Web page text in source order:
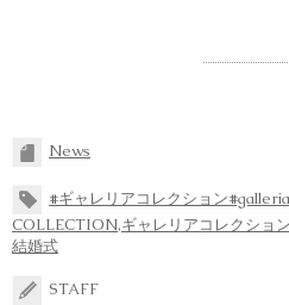
News
#ギャレリアコレクション
COLLECTION,ギャレリアコレクション
結婚式
STAFF